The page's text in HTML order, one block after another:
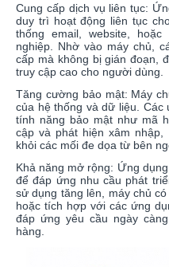
Cung cấp dịch vụ liên tục:
duy trì hoạt động liên tục
thống email, website,
nghiệp. Nhờ vào máy chủ,
cấp mà không bị gián đoạn,
truy cập cao cho người dùng.
Tăng cường bảo mật: Máy
của hệ thống và dữ liệu.
tính năng bảo mật như mã
cập và phát hiện xâm
khỏi các mối đe dọa từ bên
Khả năng mở rộng: Ứng
để đáp ứng nhu cầu phát
sử dụng tăng lên, máy chủ
hoặc tích hợp với các ứng
đáp ứng yêu cầu ngày
hàng.